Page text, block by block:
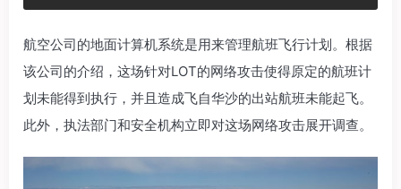
航空公司的地面计算机系统是用来管理航班飞行计划。根据
该公司的介绍，这场针对LOT的网络攻击使得原定的航班计
划未能得到执行，并且造成飞自华沙的出站航班未能起飞。
此外，执法部门和安全机构立即对这场网络攻击展开调查。